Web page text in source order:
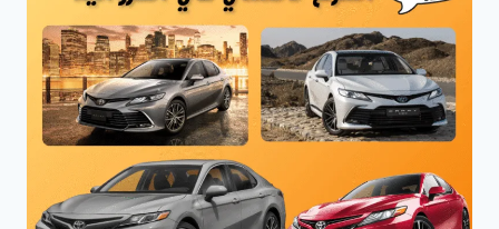
سريع
ومريح
24
ساعة
–
اتصل